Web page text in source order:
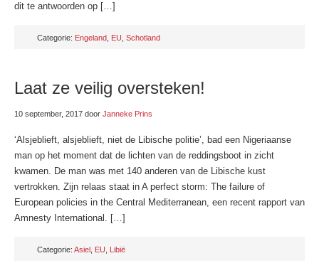
dit te antwoorden op […]
Categorie: Engeland EU Schotland
Laat ze veilig oversteken!
10 september, 2017 door Janneke Prins
‘Alsjeblieft, alsjeblieft, niet de Libische politie’, bad een Nigeriaanse
man op het moment dat de lichten van de reddingsboot in zicht
kwamen. De man was met 140 anderen van de Libische kust
vertrokken. Zijn relaas staat in A perfect storm: The failure of
European policies in the Central Mediterranean, een recent rapport van
Amnesty International. […]
Categorie: Asiel EU Libië